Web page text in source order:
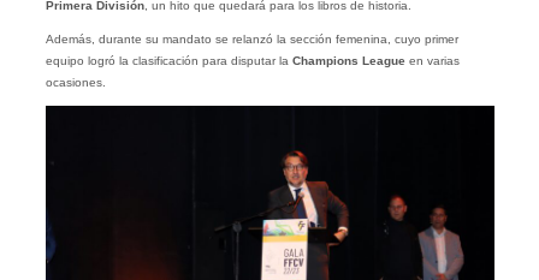
Primera División, un hito que quedará para los libros de historia.
Además, durante su mandato se relanzó la sección femenina, cuyo primer
equipo logró la clasificación para disputar la Champions Leagueen varias
ocasiones.